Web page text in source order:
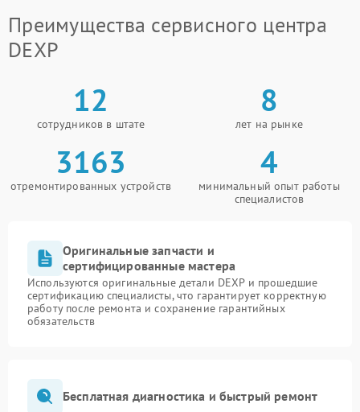
Преимущества сервисного центра
DEXP
12
сотрудников в штате
8
лет на рынке
3163
отремонтированных устройств
4
минимальный опыт работы
специалистов
Оригинальные запчасти и
сертифицированные мастера
Используются оригинальные детали DEXP и прошедшие
сертификацию специалисты, что гарантирует корректную
работу после ремонта и сохранение гарантийных
обязательств
Бесплатная диагностика и быстрый ремонт